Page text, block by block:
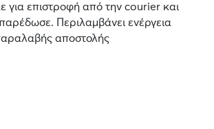
για επιστροφή από την courier και
Περιλαμβάνει ενέργεια
αποστολής